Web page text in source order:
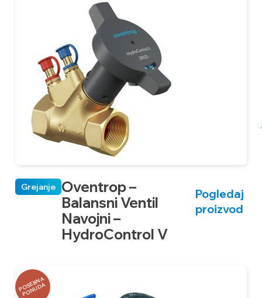
Oventrop –
Balansni Ventil
Navojni –
HydroControl V
Grejanje
Pogledaj
proizvod
P
O
S
E
B
N
A
P
O
N
U
D
A